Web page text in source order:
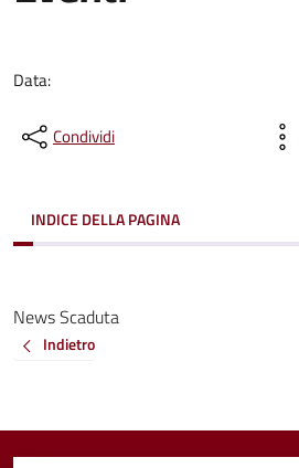
Data:
Condividi
INDICE DELLA PAGINA
News Scaduta
Indietro